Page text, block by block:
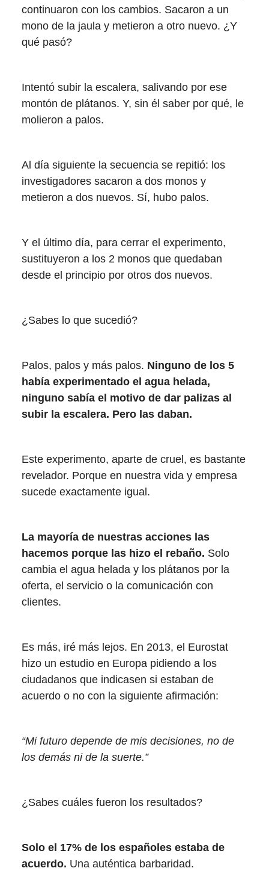
continuaron con los cambios. Sacaron a un
mono de la jaula y metieron a otro nuevo. ¿Y
qué pasó?
Intentó subir la escalera, salivando por ese
montón de plátanos. Y, sin él saber por qué, le
molieron a palos.
Al día siguiente la secuencia se repitió: los
investigadores sacaron a dos monos y
metieron a dos nuevos. Sí, hubo palos.
Y el último día, para cerrar el experimento,
sustituyeron a los 2 monos que quedaban
desde el principio por otros dos nuevos.
¿Sabes lo que sucedió?
Palos, palos y más palos. Ninguno de los 5
había experimentado el agua helada,
ninguno sabía el motivo de dar palizas al
subir la escalera. Pero las daban.
Este experimento, aparte de cruel, es bastante
revelador. Porque en nuestra vida y empresa
sucede exactamente igual.
La mayoría de nuestras acciones las
hacemos porque las hizo el rebaño. Solo
cambia el agua helada y los plátanos por la
oferta, el servicio o la comunicación con
clientes.
Es más, iré más lejos. En 2013, el Eurostat
hizo un estudio en Europa pidiendo a los
ciudadanos que indicasen si estaban de
acuerdo o no con la siguiente afirmación:
“Mi futuro depende de mis decisiones, no de
los demás ni de la suerte.”
¿Sabes cuáles fueron los resultados?
Solo el 17% de los españoles estaba de
acuerdo. Una auténtica barbaridad.